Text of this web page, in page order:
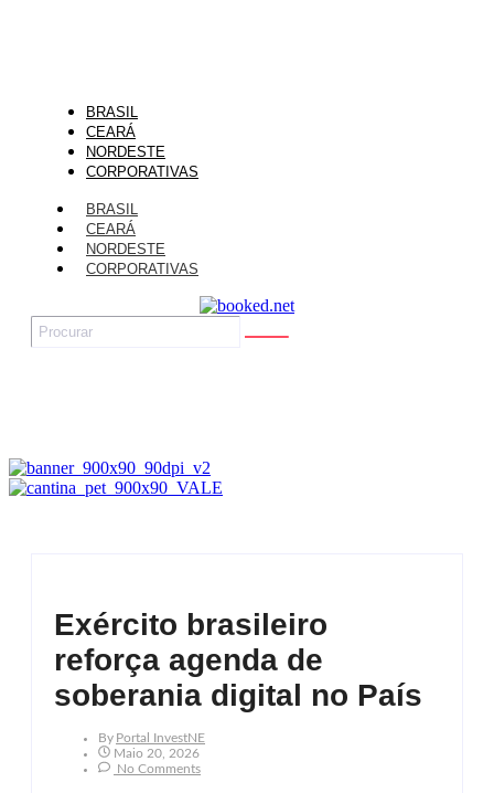
BRASIL
CEARÁ
NORDESTE
CORPORATIVAS
BRASIL
CEARÁ
NORDESTE
CORPORATIVAS
Exército brasileiro
reforça agenda de
soberania digital no País
By Portal InvestNE
Maio 20, 2026
No Comments